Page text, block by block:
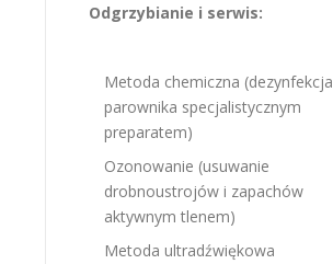
Odgrzybianie i serwis:
Metoda chemiczna (dezynfekcja
parownika specjalistycznym
preparatem)
Ozonowanie (usuwanie
drobnoustrojów i zapachów
aktywnym tlenem)
Metoda ultradźwiękowa